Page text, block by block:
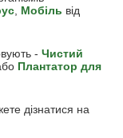
Мобіль від
- Чистий
Плантатор для
дізнатися на